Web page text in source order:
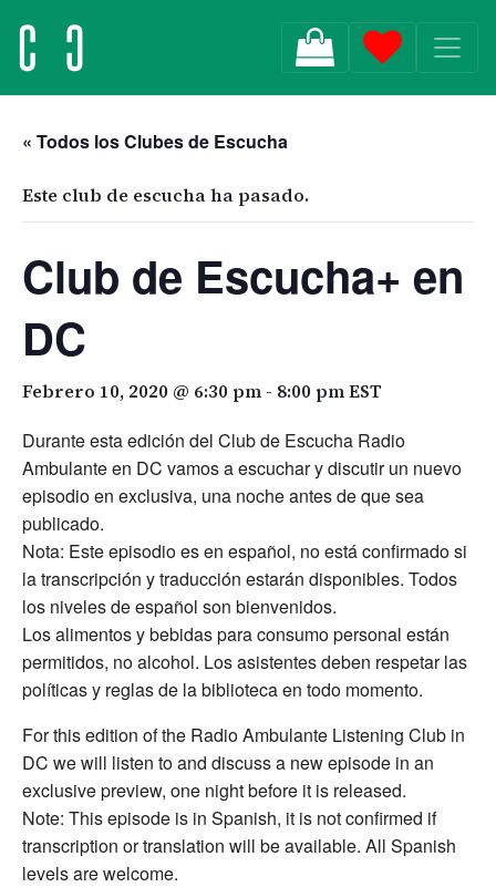
MAIN NAVIGATION
« Todos los Clubes de Escucha
Este club de escucha ha pasado.
Club de Escucha+ en
DC
Febrero 10, 2020 @ 6:30 pm - 8:00 pmEST
Durante esta edición del Club de Escucha Radio
Ambulante en DC vamos a escuchar y discutir un nuevo
episodio en exclusiva, una noche antes de que sea
publicado.
Nota: Este episodio es en español, no está confirmado si
la transcripción y traducción estarán disponibles. Todos
los niveles de español son bienvenidos.
Los alimentos y bebidas para consumo personal están
permitidos, no alcohol. Los asistentes deben respetar las
políticas y reglas de la biblioteca en todo momento.
For this edition of the Radio Ambulante Listening Club in
DC we will listen to and discuss a new episode in an
exclusive preview, one night before it is released.
Note: This episode is in Spanish, it is not confirmed if
transcription or translation will be available. All Spanish
levels are welcome.